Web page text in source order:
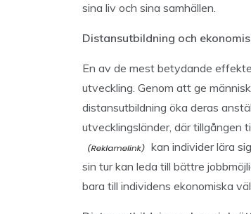
sina liv och sina samhällen.
Distansutbildning och
En av de mest betydande
utveckling. Genom att ge
distansutbildning öka deras
utvecklingsländer, där tillgången
kan individer lära
sin tur kan leda till bättre
bara till individens ekonomiska